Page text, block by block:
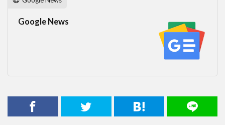
Google News